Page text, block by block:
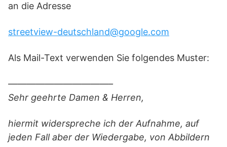
an die Adresse
streetview-deutschland@google.com
Als Mail-Text verwenden Sie folgendes Muster:
———————————–
Sehr geehrte Damen & Herren,
hiermit widerspreche ich der Aufnahme, auf
jeden Fall aber der Wiedergabe, von Abbildern